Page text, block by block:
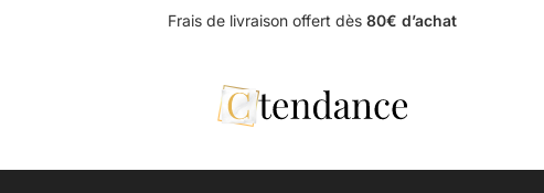
Frais de livraison offert dès 80€ d’achat